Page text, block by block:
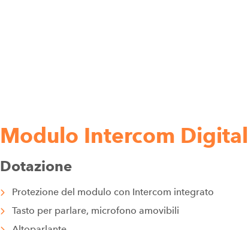
Modulo Intercom Digital
Dotazione
Protezione del modulo con Intercom integrato
Tasto per parlare, microfono amovibili